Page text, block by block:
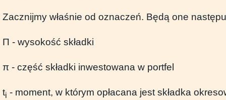
Zacznijmy właśnie od oznaczeń. Będą one
Π - wysokość składki
π - część składki inwestowana w portfel
ti - moment, w którym opłacana jest składka